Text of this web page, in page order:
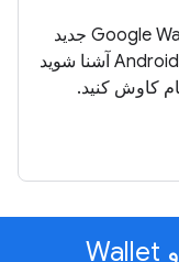
با مزایای استفاده از Google Wallet Android SDK جدید
برای دیجیتالی کردن اشیاء کیف پول در Android آشنا شوید
کاوش کنید.